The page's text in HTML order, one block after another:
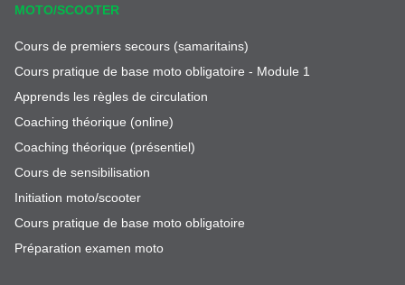
MOTO/SCOOTER
Cours de premiers secours (samaritains)
Cours pratique de base moto obligatoire - Module 1
Apprends les règles de circulation
Coaching théorique (online)
Coaching théorique (présentiel)
Cours de sensibilisation
Initiation moto/scooter
Cours pratique de base moto obligatoire
Préparation examen moto